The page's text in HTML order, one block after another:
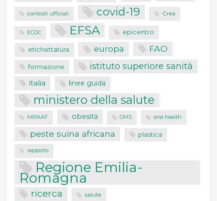
controlli ufficiali covid-19 Crea
ECDC EFSA epicentro
etichettatura europa FAO
formazione istituto superiore sanità
italia linee guida
ministero della salute
MIPAAF obesità OMS one health
peste suina africana plastica
rapporto
Regione Emilia-
Romagna
ricerca salute